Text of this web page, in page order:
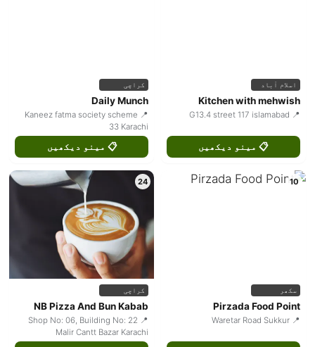
اسلام آباد
Kitchen with mehwish
📍 G13.4 street 117 islamabad
📋 مینو دیکھیں
کراچی
Daily Munch
📍 Kaneez fatma society scheme
33 Karachi
📋 مینو دیکھیں
10
سکھر
Pirzada Food Point
📍 Waretar Road Sukkur
24
کراچی
NB Pizza And Bun Kabab
📍 Shop No: 06, Building No: 22
Malir Cantt Bazar Karachi